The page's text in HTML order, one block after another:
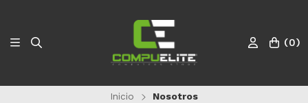
(0)
Inicio Nosotros